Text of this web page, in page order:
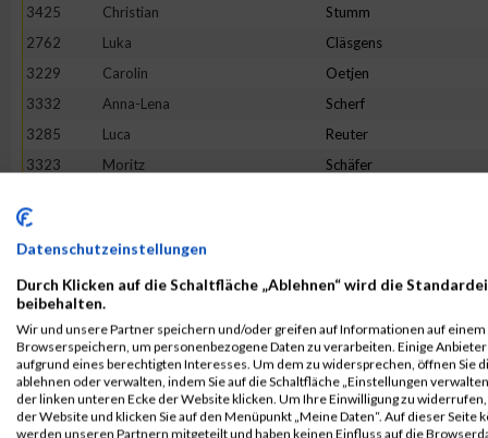
3425
Christian Stumm
2762
Luka Cläsgens
3229
Carolin Oetjen
3332
Anna-Lena Scherf
3285
Luca Reuter
3323
Moritz Schäfer
2850
3513
Petra
3256
Louis Pohle
3465
Maurice Voss
3392
Sonja Siebenborn
3270
Marike Reger
Datenschutzeinstellungen
Durch Klicken auf die Schaltfläche „Ablehnen“ wird die
beibehalten.
Wir und unsere Partner speichern und/oder greifen auf Informationen auf einem
Browserspeichern, um personenbezogene Daten zu verarbeiten. Einige
aufgrund eines berechtigten Interesses. Um dem zu widersprechen, öffnen Sie
ablehnen oder verwalten, indem Sie auf die Schaltfläche „Einstellungen
der linken unteren Ecke der Website klicken. Um Ihre Einwilligung zu
der Website und klicken Sie auf den Menüpunkt „Meine Daten“. Auf dieser
werden unseren Partnern mitgeteilt und haben keinen Einfluss auf die